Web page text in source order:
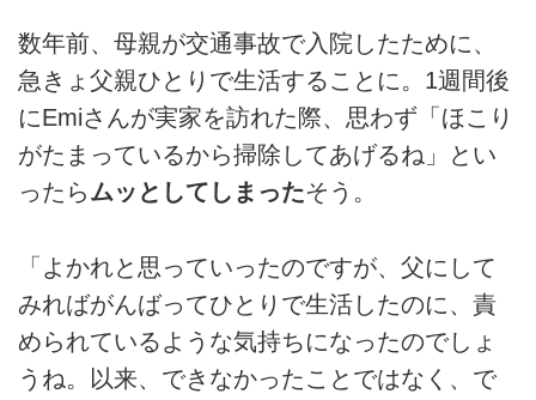
数年前、母親が交通事故で入院したために、
急きょ父親ひとりで生活することに。1週間後
にEmiさんが実家を訪れた際、思わず「ほこり
がたまっているから掃除してあげるね」とい
ったらムッとしてしまったそう。
「よかれと思っていったのですが、父にして
みればがんばってひとりで生活したのに、責
められているような気持ちになったのでしょ
うね。以来、できなかったことではなく、で